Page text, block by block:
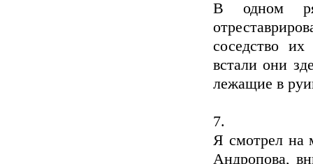
В одном
соседство
встали они
лежащие в
7.
Я смотрел на
Андропова,